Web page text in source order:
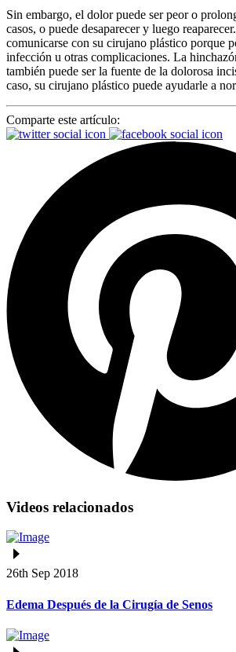
Sin embargo, el dolor puede ser peor o
casos, o puede desaparecer y luego
comunicarse con su cirujano plástico porque
infección u otras complicaciones. La
también puede ser la fuente de la dolorosa
caso, su cirujano plástico puede ayudarle a
Comparte este artículo:
Videos relacionados
26th Sep 2018
Edema Después de la Cirugía de Senos